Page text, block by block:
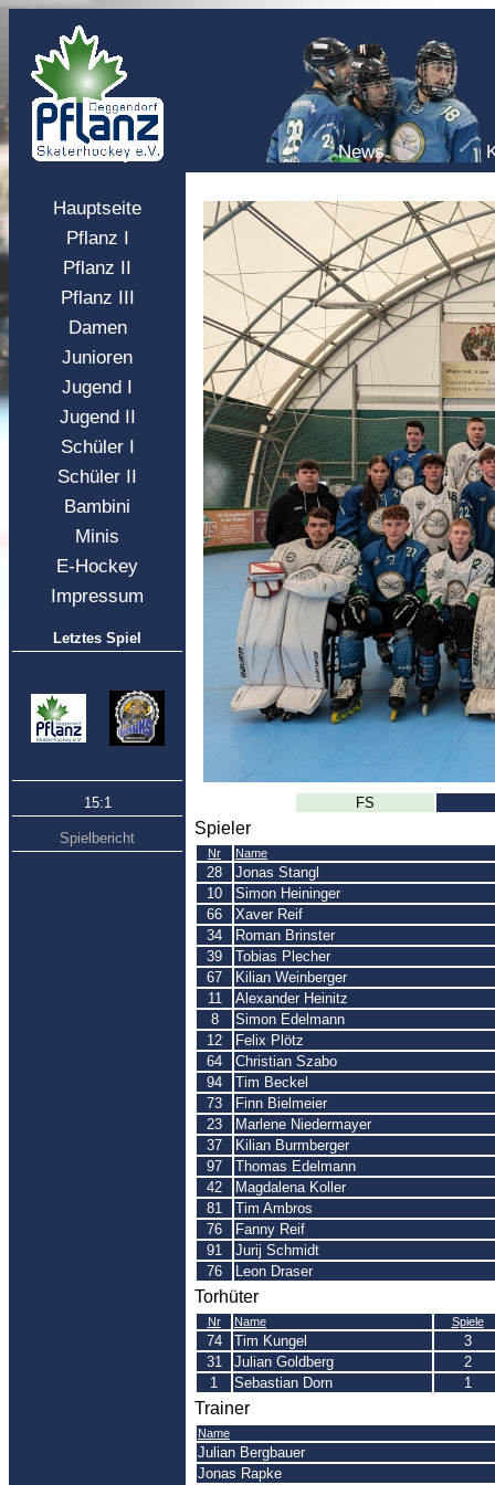
News
Hauptseite
Pflanz I
Pflanz II
Pflanz III
Damen
Junioren
Jugend I
Jugend II
Schüler I
Schüler II
Bambini
Minis
E-Hockey
Impressum
Letztes Spiel
15:1
Spielbericht
FS
Spieler
Nr Name
28
Jonas Stangl
10
Simon Heininger
66
Xaver Reif
34
Roman Brinster
39
Tobias Plecher
67
Kilian Weinberger
11
Alexander Heinitz
8
Simon Edelmann
12
Felix Plötz
64
Christian Szabo
94
Tim Beckel
73
Finn Bielmeier
23
Marlene Niedermayer
37
Kilian Burmberger
97
Thomas Edelmann
42
Magdalena Koller
81
Tim Ambros
76
Fanny Reif
91
Jurij Schmidt
76
Leon Draser
Torhüter
Nr Name Spiele
74 Tim Kungel
3
31
Julian Goldberg
2
1
Sebastian Dorn 1
Trainer
Name
Julian Bergbauer
Jonas Rapke